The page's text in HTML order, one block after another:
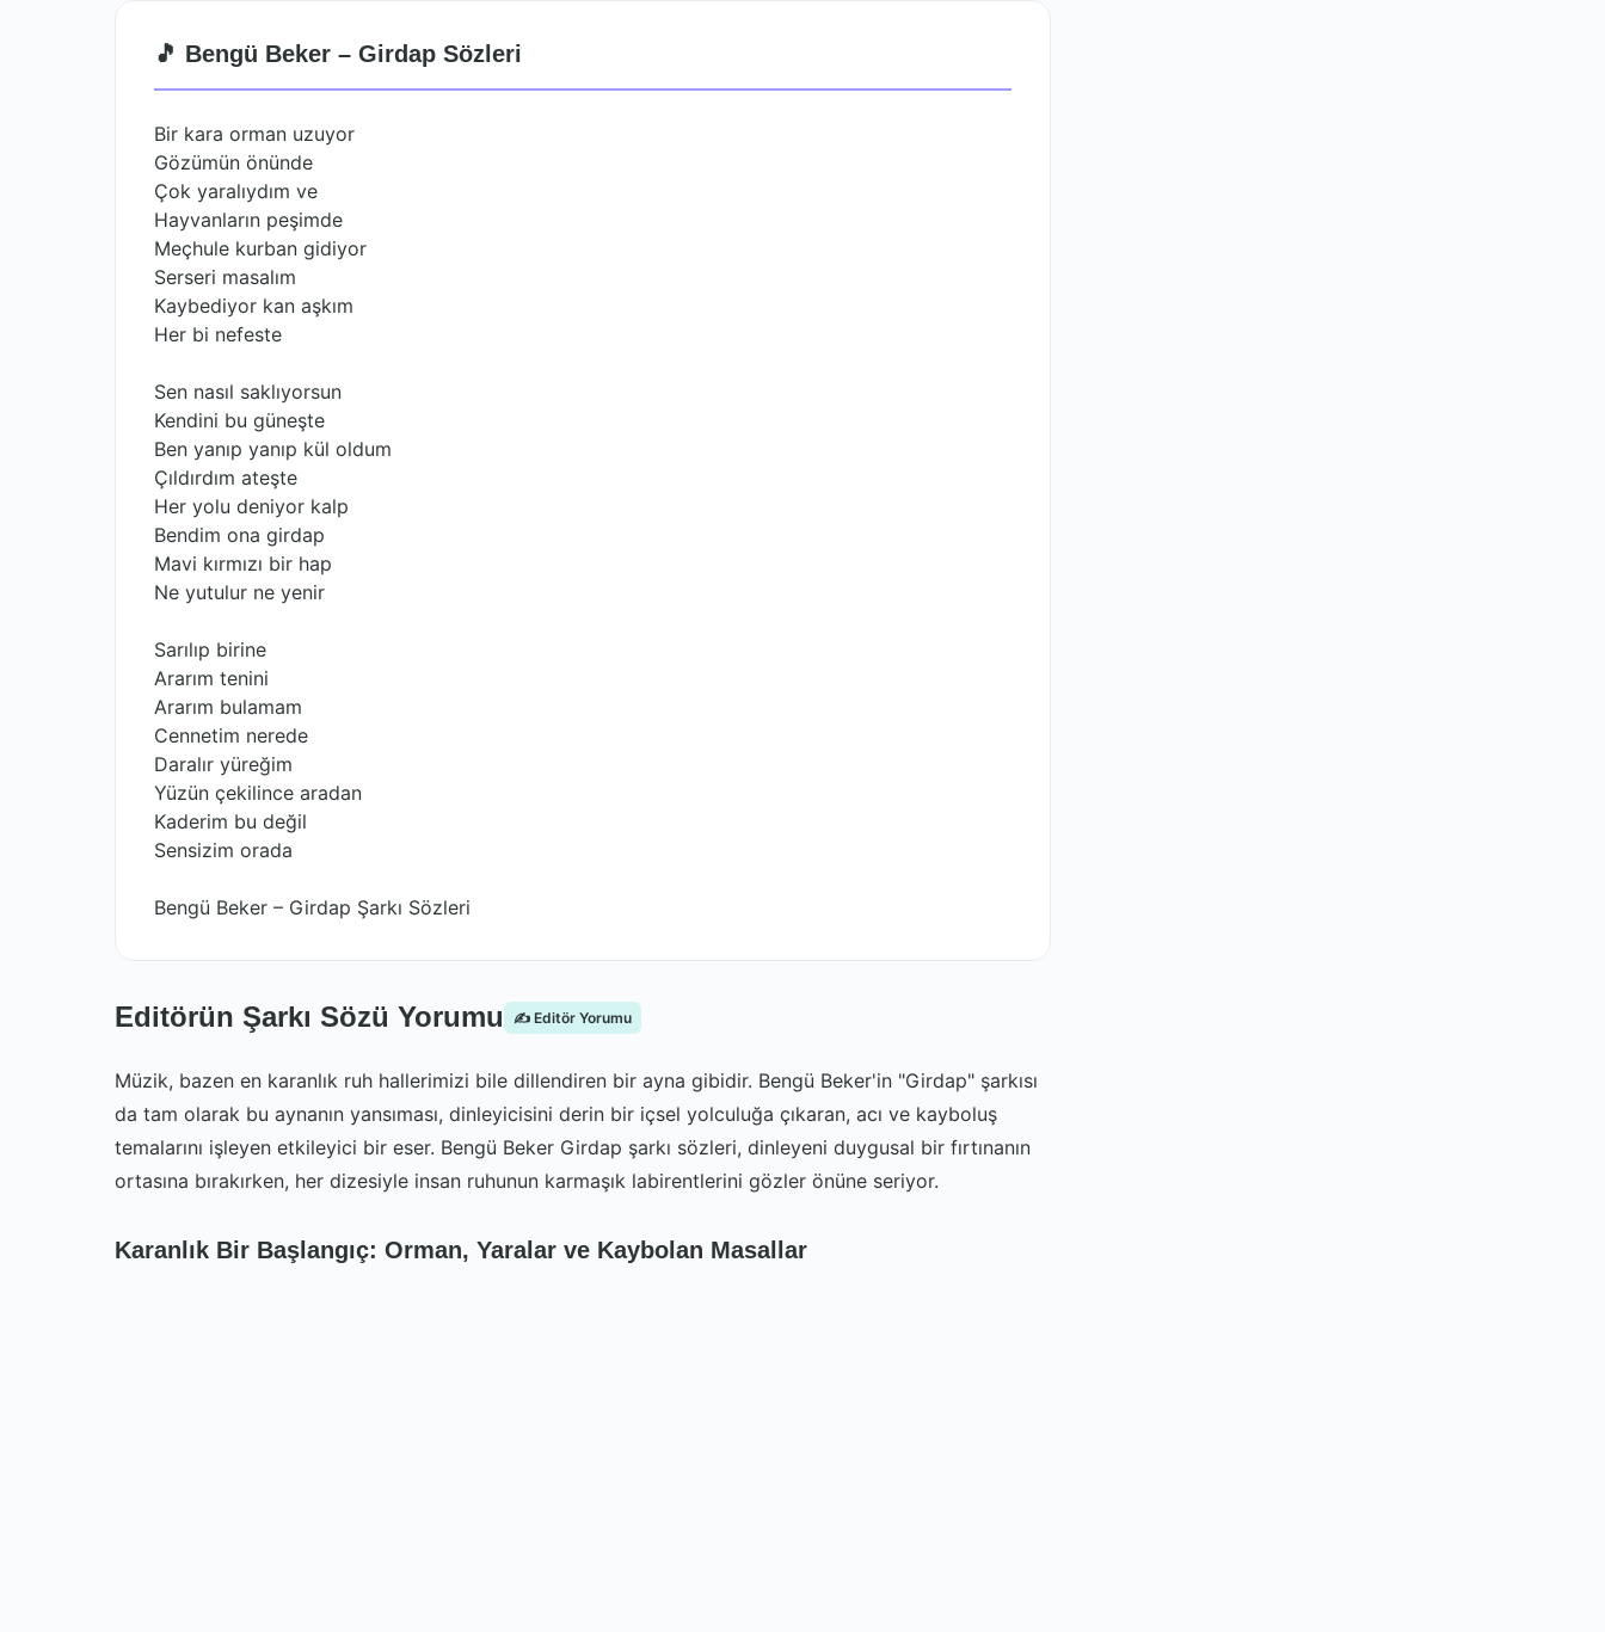
🎵 Bengü Beker – Girdap Sözleri
Bir kara orman uzuyor
Gözümün önünde
Çok yaralıydım ve
Hayvanların peşimde
Meçhule kurban gidiyor
Serseri masalım
Kaybediyor kan aşkım
Her bi nefeste
Sen nasıl saklıyorsun
Kendini bu güneşte
Ben yanıp yanıp kül oldum
Çıldırdım ateşte
Her yolu deniyor kalp
Bendim ona girdap
Mavi kırmızı bir hap
Ne yutulur ne yenir
Sarılıp birine
Ararım tenini
Ararım bulamam
Cennetim nerede
Daralır yüreğim
Yüzün çekilince aradan
Kaderim bu değil
Sensizim orada
Bengü Beker – Girdap Şarkı Sözleri
Editörün Şarkı Sözü Yorumu ✍️ Editör Yorumu
Müzik, bazen en karanlık ruh hallerimizi bile dillendiren bir ayna gibidir. Bengü Beker'in "Girdap" şarkısı
da tam olarak bu aynanın yansıması, dinleyicisini derin bir içsel yolculuğa çıkaran, acı ve kayboluş
temalarını işleyen etkileyici bir eser. Bengü Beker Girdap şarkı sözleri, dinleyeni duygusal bir fırtınanın
ortasına bırakırken, her dizesiyle insan ruhunun karmaşık labirentlerini gözler önüne seriyor.
Karanlık Bir Başlangıç: Orman, Yaralar ve Kaybolan Masallar